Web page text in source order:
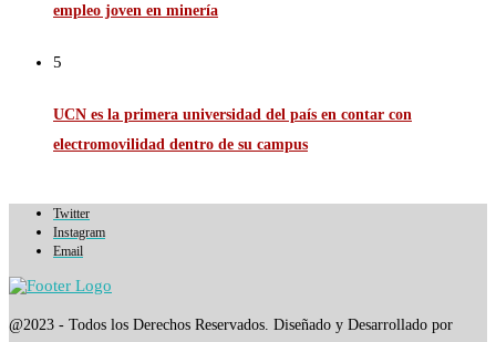
empleo joven en minería
5
UCN es la primera universidad del país en contar con
electromovilidad dentro de su campus
Twitter
Instagram
Email
@2023 - Todos los Derechos Reservados. Diseñado y Desarrollado por